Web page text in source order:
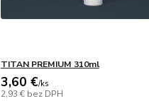
TITAN PREMIUM 310ml
3,60 €/ks
2,93 € bez DPH